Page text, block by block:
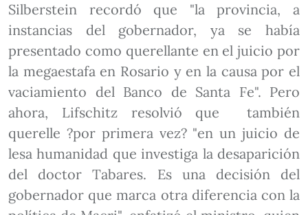
Silberstein recordó que "la provincia, a
instancias del gobernador, ya se había
presentado como querellante en el juicio por
la megaestafa en Rosario y en la causa por el
vaciamiento del Banco de Santa Fe". Pero
ahora, Lifschitz resolvió que también
querelle ?por primera vez? "en un juicio de
lesa humanidad que investiga la desaparición
del doctor Tabares. Es una decisión del
gobernador que marca otra diferencia con la